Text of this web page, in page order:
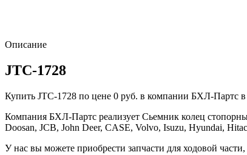
Описание
JTC-1728
Купить JTC-1728 по цене 0 руб. в компании БХЛ-Партс
Компания БХЛ-Партс реализует Сьемник колец
Doosan, JCB, John Deer, CASE, Volvo, Isuzu, Hyundai,
У нас вы можете приобрести запчасти для ходовой